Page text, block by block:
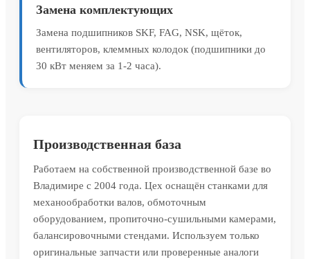
Замена комплектующих
Замена подшипников SKF, FAG, NSK, щёток,
вентиляторов, клеммных колодок (подшипники до
30 кВт меняем за 1-2 часа).
Производственная база
Работаем на собственной производственной базе во
Владимире с 2004 года. Цех оснащён станками для
механообработки валов, обмоточным
оборудованием, пропиточно-сушильными камерами,
балансировочными стендами. Используем только
оригинальные запчасти или проверенные аналоги